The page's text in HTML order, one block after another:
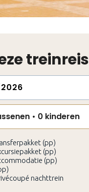
treinreis
• 0 kinderen
(pp)
(pp)
(pp)
nachttrein